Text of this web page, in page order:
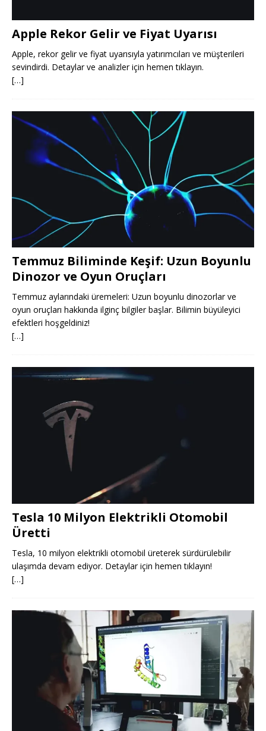
Apple Rekor Gelir ve Fiyat Uyarısı
Apple, rekor gelir ve fiyat uyarısıyla yatırımcıları ve müşterileri
sevindirdi. Detaylar ve analizler için hemen tıklayın.
[…]
Temmuz Biliminde Keşif: Uzun Boyunlu
Dinozor ve Oyun Oruçları
Temmuz aylarındaki üremeleri: Uzun boyunlu dinozorlar ve
oyun oruçları hakkında ilginç bilgiler başlar. Bilimin büyüleyici
efektleri hoşgeldiniz!
[…]
Tesla 10 Milyon Elektrikli Otomobil
Üretti
Tesla, 10 milyon elektrikli otomobil üreterek sürdürülebilir
ulaşımda devam ediyor. Detaylar için hemen tıklayın!
[…]